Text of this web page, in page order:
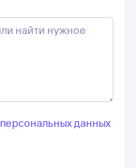
данных